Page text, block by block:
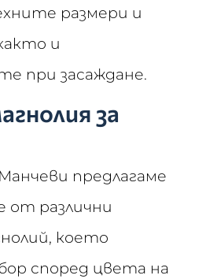
размери и
и
при засаждане.
за
предлагаме
от различни
което
според цвета на